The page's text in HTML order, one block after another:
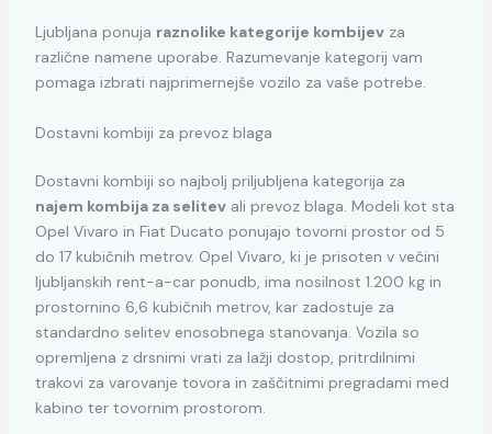
Ljubljana ponuja raznolike kategorije kombijevza
različne namene uporabe. Razumevanje kategorij vam
pomaga izbrati najprimernejše vozilo za vaše potrebe.
Dostavni kombiji za prevoz blaga
Dostavni kombiji so najbolj priljubljena kategorija za
najem kombija za selitevali prevoz blaga. Modeli kot sta
Opel Vivaro in Fiat Ducato ponujajo tovorni prostor od 5
do 17 kubičnih metrov. Opel Vivaro, ki je prisoten v večini
ljubljanskih rent-a-car ponudb, ima nosilnost 1.200 kg in
prostornino 6,6 kubičnih metrov, kar zadostuje za
standardno selitev enosobnega stanovanja. Vozila so
opremljena z drsnimi vrati za lažji dostop, pritrdilnimi
trakovi za varovanje tovora in zaščitnimi pregradami med
kabino ter tovornim prostorom.